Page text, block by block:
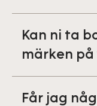
Kan ni ta
märken
Får jag